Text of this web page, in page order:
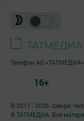
© 2011 - 2026. Шәһри
© ТАТМЕДИА. Все
Телефон АО
16+